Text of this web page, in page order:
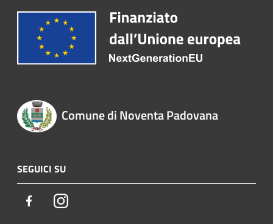
Comune di Noventa Padovana
SEGUICI SU
FacebookInstagram